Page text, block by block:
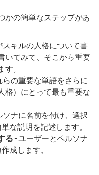
かの簡単なステップがあ
キルの人格について書
いてみて、そこから重要
。
の重要な単語をさらに
格）にとって最も重要な
ナに名前を付け、選択
な説明を記述します。
る -ユーザーとペルソナ
成します。